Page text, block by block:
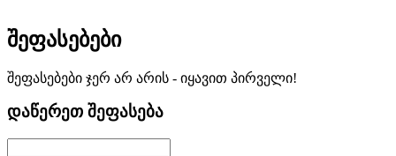
შეფასებები
შეფასებები ჯერ არ არის - იყავით პირველი!
დაწერეთ შეფასება